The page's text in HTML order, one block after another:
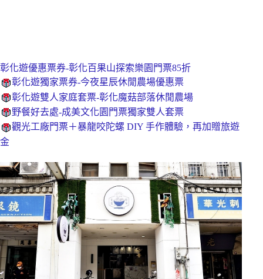
彰化遊優惠票券-彰化百果山探索樂園門票85折
彰化遊獨家票券-今夜星辰休閒農場優惠票
彰化遊雙人家庭套票-彰化魔菇部落休閒農場
野餐好去處-成美文化園門票獨家雙人套票
觀光工廠門票＋暴龍咬陀螺 DIY 手作體驗，再加贈旅遊
金